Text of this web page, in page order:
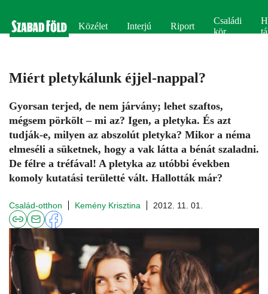
Közélet Interjú Riport
Családi
kör
Miért pletykálunk éjjel-nappal?
Gyorsan terjed, de nem járvány; lehet szaftos,
mégsem pörkölt – mi az? Igen, a pletyka. És azt
tudják-e, milyen az abszolút pletyka? Mikor a néma
elmeséli a süketnek, hogy a vak látta a bénát szaladni.
De félre a tréfával! A pletyka az utóbbi években
komoly kutatási területté vált. Hallották már?
Család-otthon Kemény Krisztina 2012. 11. 01.